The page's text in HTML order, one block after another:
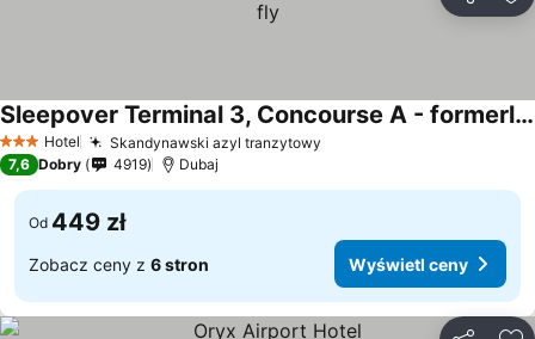
3 Kategoria
Hotel Skandynawski azyl tranzytowy
Sleepover Terminal 3, Concourse A - formerly sleep 'n fly
Wyświetl ceny
7,6 Dobry 4919 Dubaj
Od 449 zł
Zobacz ceny z 6 stron Wyświetl ceny